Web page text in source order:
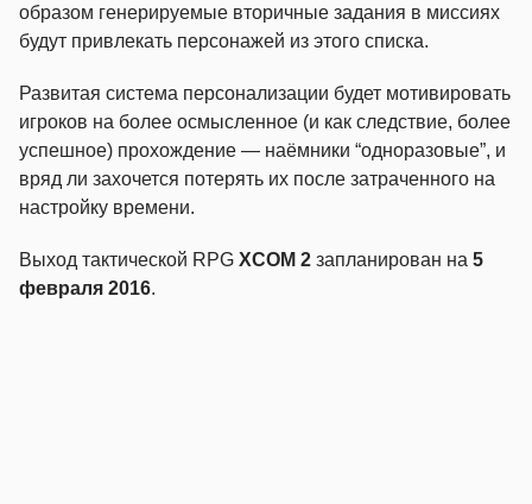
образом генерируемые вторичные задания в миссиях
будут привлекать персонажей из этого списка.
Развитая система персонализации будет мотивировать
игроков на более осмысленное (и как следствие, более
успешное) прохождение — наёмники “одноразовые”, и
вряд ли захочется потерять их после затраченного на
настройку времени.
Выход тактической RPG XCOM 2 запланирован на 5
февраля 2016.